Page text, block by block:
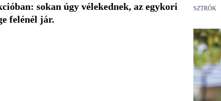
sokan úgy vélekednek, az egykori
felénél jár.
SZTRÓK